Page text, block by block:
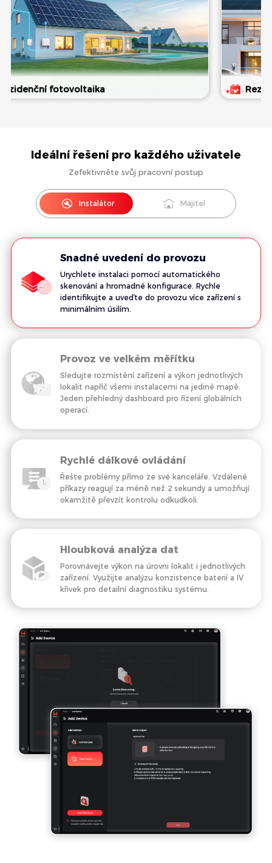
Rezidenční bateriové úložiště
Ideální řešení pro každého uživatele
Zefektivněte svůj pracovní postup
Instalátor Majitel
Snadné uvedení do provozu
Urychlete instalaci pomocí automatického
skenování a hromadné konfigurace. Rychle
identifikujte a uveďte do provozu více zařízení s
minimálním úsilím.
Provoz ve velkém měřítku
Sledujte rozmístění zařízení a výkon jednotlivých
lokalit napříč všemi instalacemi na jediné mapě.
Jeden přehledný dashboard pro řízení globálních
operací.
Rychlé dálkové ovládání
Řešte problémy přímo ze své kanceláře. Vzdálené
příkazy reagují za méně než 2 sekundy a umožňují
okamžitě převzít kontrolu odkudkoli.
Hloubková analýza dat
Porovnávejte výkon na úrovni lokalit i jednotlivých
zařízení. Využijte analýzu konzistence baterií a IV
křivek pro detailní diagnostiku systému.